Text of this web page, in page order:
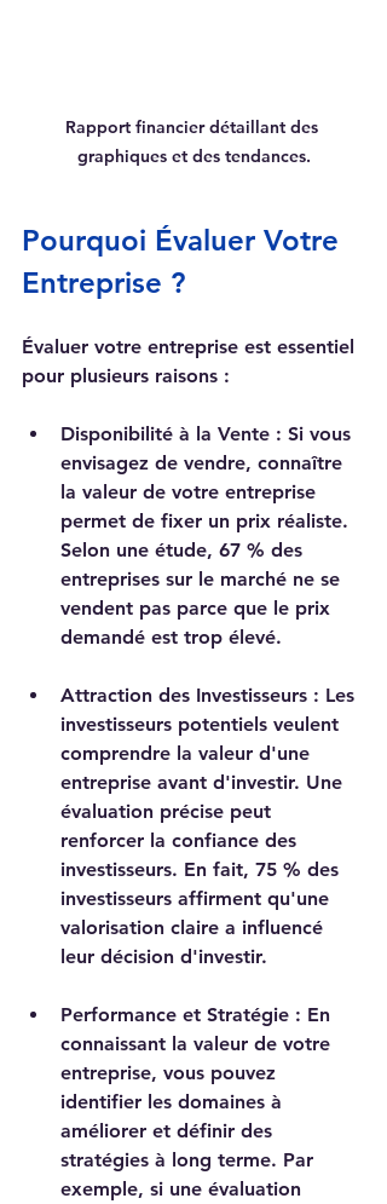
Rapport financier détaillant des
graphiques et des tendances.
Pourquoi Évaluer Votre
Entreprise ?
Évaluer votre entreprise est essentiel
pour plusieurs raisons :
Disponibilité à la Vente : Si vous
envisagez de vendre, connaître
la valeur de votre entreprise
permet de fixer un prix réaliste.
Selon une étude, 67 % des
entreprises sur le marché ne se
vendent pas parce que le prix
demandé est trop élevé.
Attraction des Investisseurs : Les
investisseurs potentiels veulent
comprendre la valeur d'une
entreprise avant d'investir. Une
évaluation précise peut
renforcer la confiance des
investisseurs. En fait, 75 % des
investisseurs affirment qu'une
valorisation claire a influencé
leur décision d'investir.
Performance et Stratégie : En
connaissant la valeur de votre
entreprise, vous pouvez
identifier les domaines à
améliorer et définir des
stratégies à long terme. Par
exemple, si une évaluation